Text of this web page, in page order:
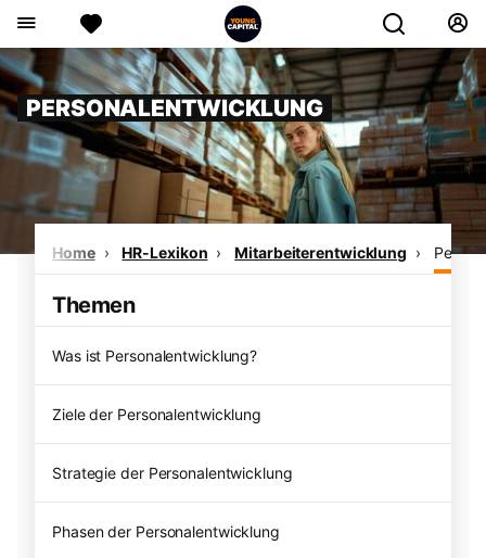
PERSONALENTWICKLUNG
Home HR-Lexikon Mitarbeiterentwicklung
Themen
Was ist Personalentwicklung?
Ziele der Personalentwicklung
Strategie der Personalentwicklung
Phasen der Personalentwicklung